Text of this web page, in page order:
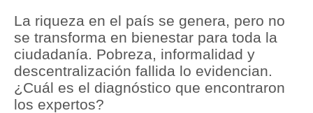
Finanzas Personales
Inmobiliarias
Plus G
Opinión
La riqueza en el país se genera, pero no
se transforma en bienestar para toda la
ciudadanía. Pobreza, informalidad y
descentralización fallida lo evidencian.
¿Cuál es el diagnóstico que encontraron
los expertos?